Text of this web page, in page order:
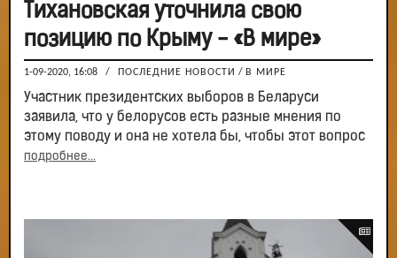
Тихановская уточнила свою
позицию по Крыму - «В мире»
1-09-2020, 16:08 / ПОСЛЕДНИЕ НОВОСТИ / В МИРЕ
Участник президентских выборов в Беларуси
заявила, что у белорусов есть разные мнения по
этому поводу и она не хотела бы, чтобы этот вопрос
подробнее...